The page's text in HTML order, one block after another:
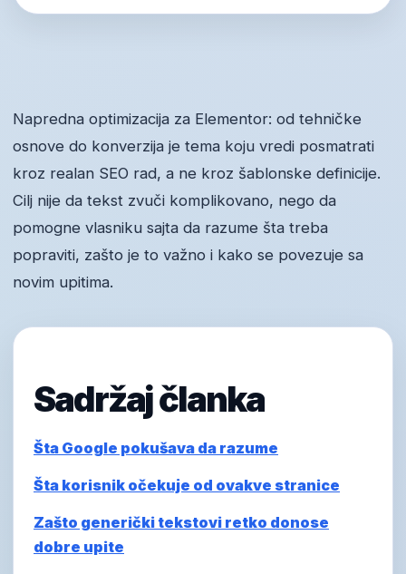
Napredna optimizacija za Elementor: od tehničke
osnove do konverzija je tema koju vredi posmatrati
kroz realan SEO rad, a ne kroz šablonske definicije.
Cilj nije da tekst zvuči komplikovano, nego da
pomogne vlasniku sajta da razume šta treba
popraviti, zašto je to važno i kako se povezuje sa
novim upitima.
Sadržaj članka
Šta Google pokušava da razume
Šta korisnik očekuje od ovakve stranice
Zašto generički tekstovi retko donose
dobre upite